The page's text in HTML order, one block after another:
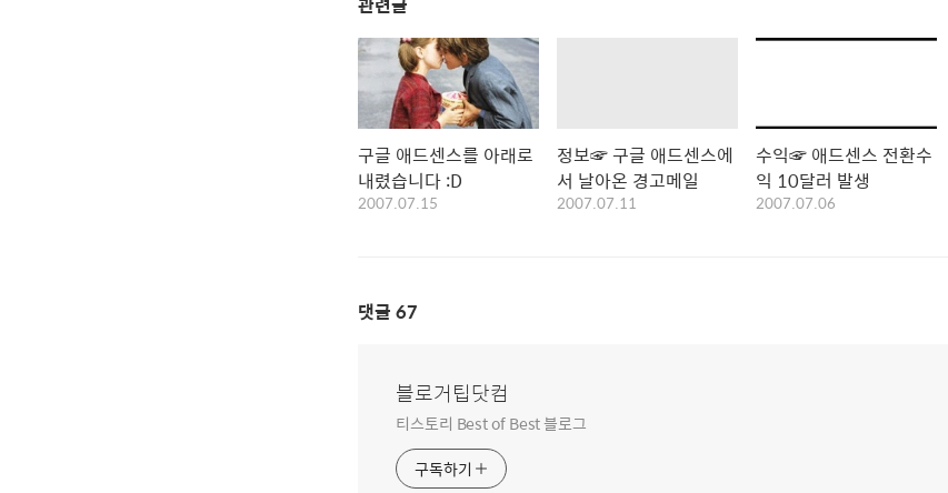
구글 애드센스를 아래로
내렸습니다 :D
2007.07.15
정보☞ 구글 애드센스에
서 날아온 경고메일
2007.07.11
수익☞ 애드센스 전환수
익 10달러 발생
2007.07.06
댓글 67
블로거팁닷컴
티스토리 Best of Best 블로그
구독하기